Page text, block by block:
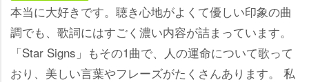
本当に大好きです。聴き心地がよくて優しい印象の曲
調でも、歌詞にはすごく濃い内容が詰まっています。
「Star Signs」もその1曲で、人の運命について歌って
おり、美しい言葉やフレーズがたくさんあります。 私